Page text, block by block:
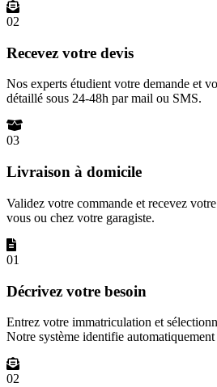
02
Recevez votre devis
Nos experts étudient votre demande et
détaillé sous 24-48h par mail ou SMS.
03
Livraison à domicile
Validez votre commande et recevez
vous ou chez votre garagiste.
01
Décrivez votre besoin
Entrez votre immatriculation et
Notre système identifie
02